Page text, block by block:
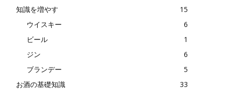
知識を増やす
15
ウイスキー
6
ビール
1
ジン
6
ブランデー
5
お酒の基礎知識
33